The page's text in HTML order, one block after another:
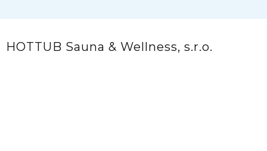
HOTTUB Sauna & Wellness, s.r.o.